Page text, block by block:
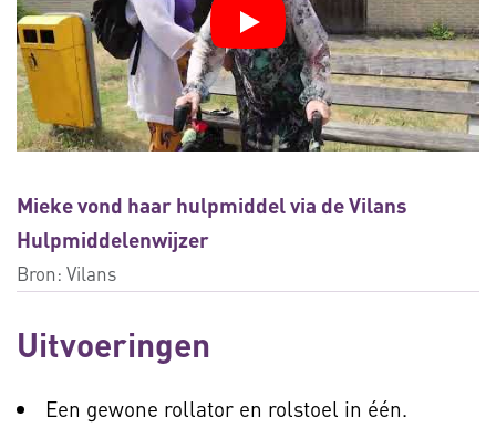
Mieke vond haar hulpmiddel via de Vilans
Hulpmiddelenwijzer
Bron: Vilans
Uitvoeringen
Een gewone rollator en rolstoel in één.